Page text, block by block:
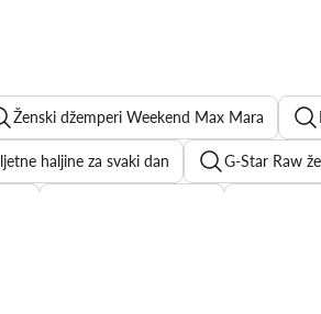
Ženski džemperi Weekend Max Mara
ljetne haljine za svaki dan G-Star Raw